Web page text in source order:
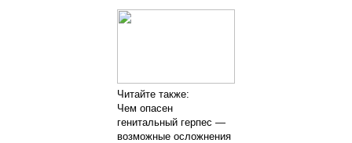
Читайте также:
Чем опасен
генитальный герпес —
возможные осложнения